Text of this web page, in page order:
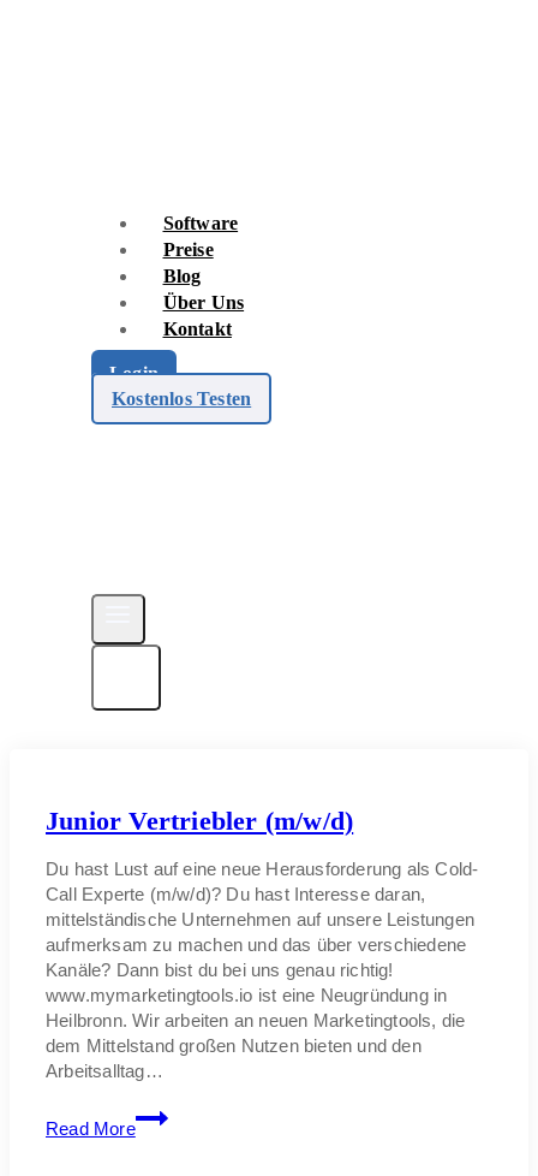
Software
Preise
Blog
Über Uns
Kontakt
Login
Kostenlos Testen
Junior Vertriebler (m/w/d)
Du hast Lust auf eine neue Herausforderung als Cold-
Call Experte (m/w/d)? Du hast Interesse daran,
mittelständische Unternehmen auf unsere Leistungen
aufmerksam zu machen und das über verschiedene
Kanäle? Dann bist du bei uns genau richtig!
www.mymarketingtools.io ist eine Neugründung in
Heilbronn. Wir arbeiten an neuen Marketingtools, die
dem Mittelstand großen Nutzen bieten und den
Arbeitsalltag…
Read More
Junior
Vertriebler